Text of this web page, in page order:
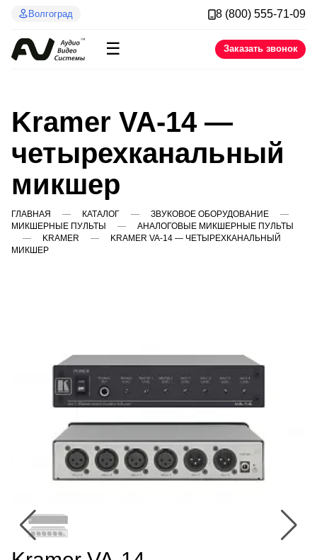
Волгоград 8 (800) 555-71-09
☰ Заказать звонок
Kramer VA-14 —
четырехканальный
микшер
ГЛАВНАЯ КАТАЛОГ
ЗВУКОВОЕ ОБОРУДОВАНИЕ
МИКШЕРНЫЕ ПУЛЬТЫ
АНАЛОГОВЫЕ МИКШЕРНЫЕ ПУЛЬТЫ
KRAMER
KRAMER VA-14 — ЧЕТЫРЕХКАНАЛЬНЫЙ
МИКШЕР